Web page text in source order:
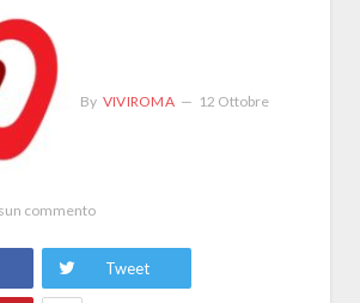
By VIVIROMA 12 Ottobre
commento
Tweet